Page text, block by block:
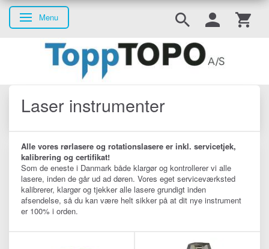
Skifte navigation
Menu
Laser instrumenter
Alle vores rørlasere og rotationslasere er inkl. servicetjek,
kalibrering og certifikat!
Som de eneste i Danmark både klargør og kontrollerer vi alle
lasere, inden de går ud ad døren. Vores eget serviceværksted
kalibrerer, klargør og tjekker alle lasere grundigt inden
afsendelse, så du kan være helt sikker på at dit nye instrument
er 100% i orden.